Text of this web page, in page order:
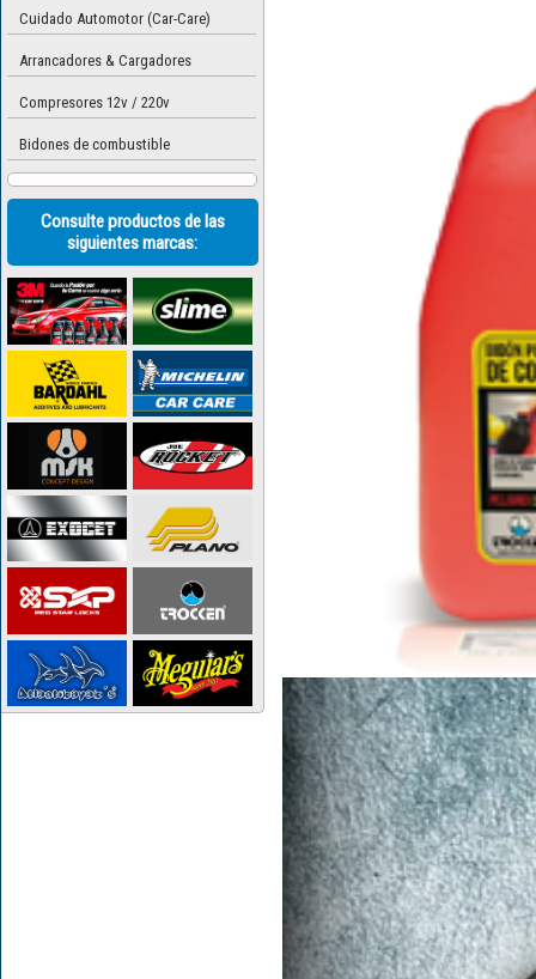
Cuidado Automotor (Car-Care)
Arrancadores & Cargadores
Compresores 12v / 220v
Bidones de combustible
Consulte productos de las
siguientes marcas: